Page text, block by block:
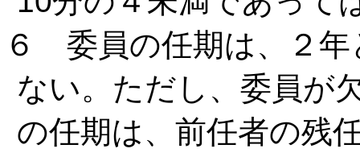
６ 委員の任期は、２年
ない。ただし、委員が
の任期は、前任者の残